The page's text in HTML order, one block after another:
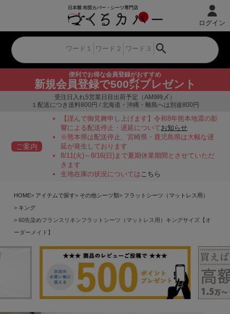
便利でお得な会員登録がおすすめ
新規会員登録で500㌽プレゼント
ログイン
受注日入れ5営業日目出荷予定（AM9時〆）
１配送につき送料800円 / 北海道・沖縄・離島へは別途800円
ご案内
【謹んで御見舞申し上げます】令和8年熊本地震の影
響による配送停止・遅延についてお知らせ
※熊本県は配送停止、宮崎県・鹿児島県は大幅な遅
延が発生しております
8/11(火)～8/16(日)まで夏期休業期間とさせていただ
きます
生地在庫の状況についてはこちら
HOME アイテムで探す その他シーツ類
フラットシーツ（マットレス用）
キング
60先染めフランスリネンフラットシーツ（マットレス用）キングサイズ【オ
ーダーメイド】